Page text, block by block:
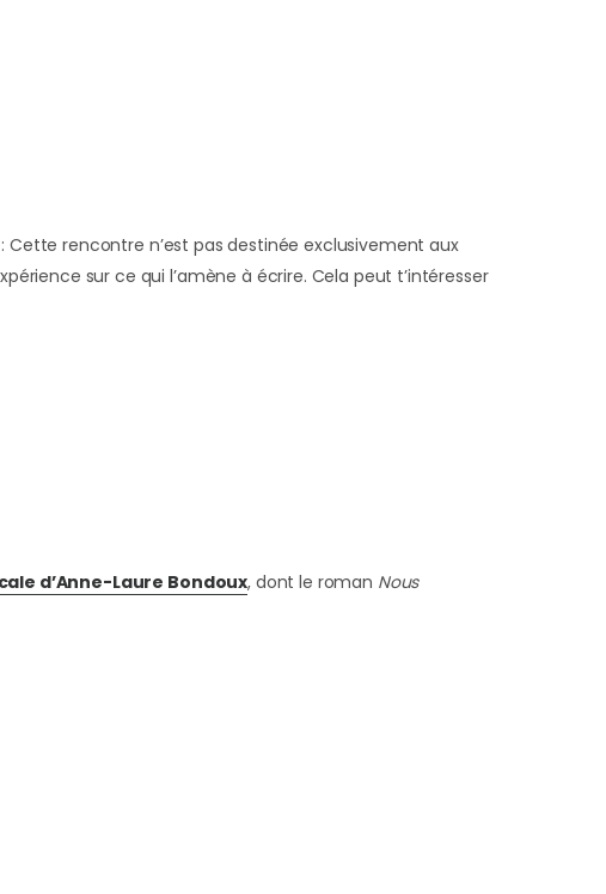
Cette rencontre n’est pas destinée exclusivement aux
sur ce qui l’amène à écrire. Cela peut t’intéresser
d’Anne-Laure Bondoux, dont le roman Nous